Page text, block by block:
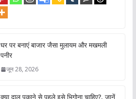
घर पर बनाएं बाजार जैसा मुलायम और मखमली
पनीर
जून 28, 2026
क्या दाल पकाने से पहले इसे भिगोना चाहिए?, जानें